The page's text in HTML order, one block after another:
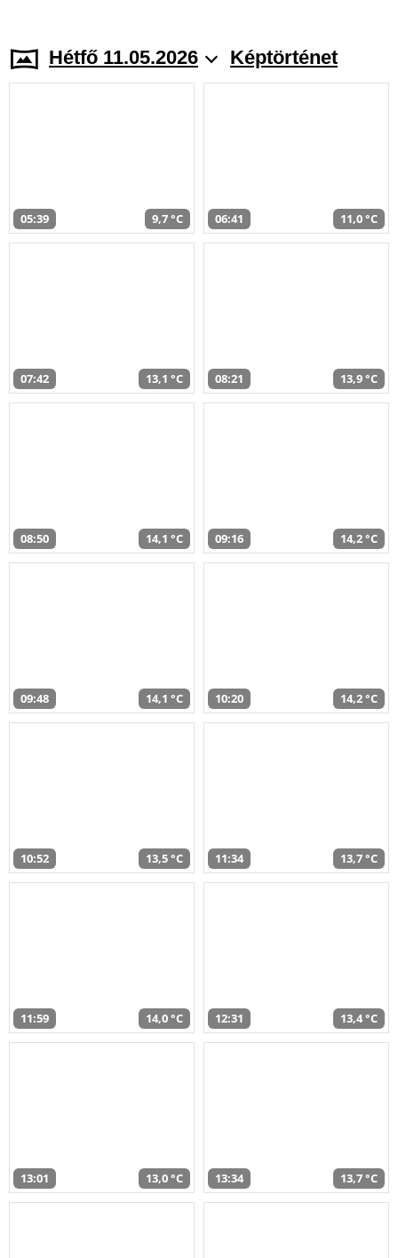
Hétfő 11.05.2026 Képtörténet
05:39 9,7 °C 06:41 11,0 °C
07:42 13,1 °C 08:21 13,9 °C
08:50 14,1 °C 09:16 14,2 °C
09:48 14,1 °C 10:20 14,2 °C
10:52 13,5 °C 11:34 13,7 °C
11:59 14,0 °C 12:31 13,4 °C
13:01 13,0 °C 13:34 13,7 °C